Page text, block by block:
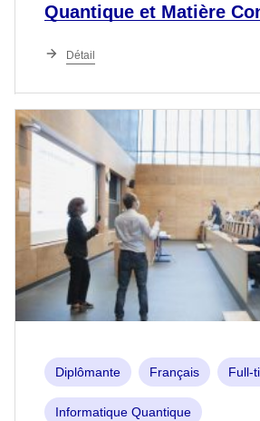
Quantique et Matière
Détail
Diplômante Français Full-
Informatique Quantique